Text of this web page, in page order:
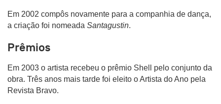
Em 2002 compôs novamente para a companhia de dança,
a criação foi nomeada Santagustin.
Prêmios
Em 2003 o artista recebeu o prêmio Shell pelo conjunto da
obra. Três anos mais tarde foi eleito o Artista do Ano pela
Revista Bravo.